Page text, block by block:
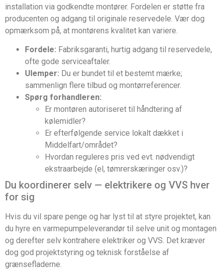
installation via godkendte montører. Fordelen er støtte fra
producenten og adgang til originale reservedele. Vær dog
opmærksom på, at montørens kvalitet kan variere.
Fordele: Fabriksgaranti, hurtig adgang til reservedele,
ofte gode serviceaftaler.
Ulemper: Du er bundet til et bestemt mærke;
sammenlign flere tilbud og montørreferencer.
Spørg forhandleren:
Er montøren autoriseret til håndtering af
kølemidler?
Er efterfølgende service lokalt dækket i
Middelfart/området?
Hvordan reguleres pris ved evt. nødvendigt
ekstraarbejde (el, tømrerskæringer osv.)?
Du koordinerer selv — elektrikere og VVS hver
for sig
Hvis du vil spare penge og har lyst til at styre projektet, kan
du hyre en varmepumpeleverandør til selve unit og montagen
og derefter selv kontrahere elektriker og VVS. Det kræver
dog god projektstyring og teknisk forståelse af
grænsefladerne.